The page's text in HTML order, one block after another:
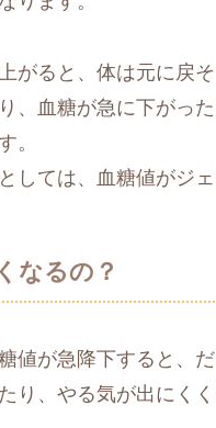
がると、体は元に戻
、血糖が急に下がっ
。
しては、血糖値がジ
なるの？
値が急降下すると、
り、やる気が出にく